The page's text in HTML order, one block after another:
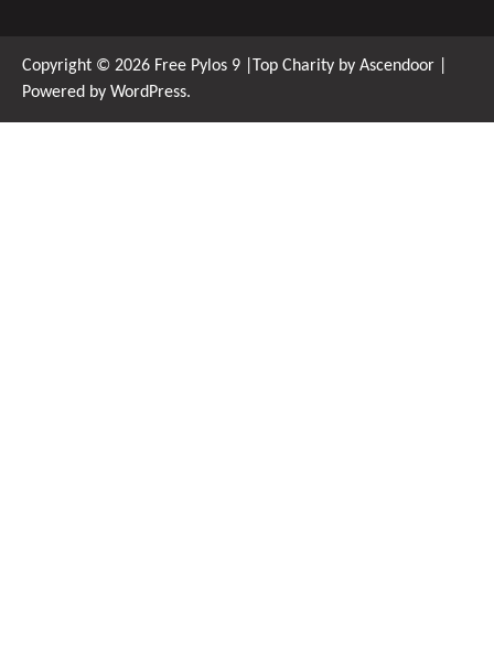
Copyright © 2026 Free Pylos 9 |Top Charity by Ascendoor
Powered by WordPress.